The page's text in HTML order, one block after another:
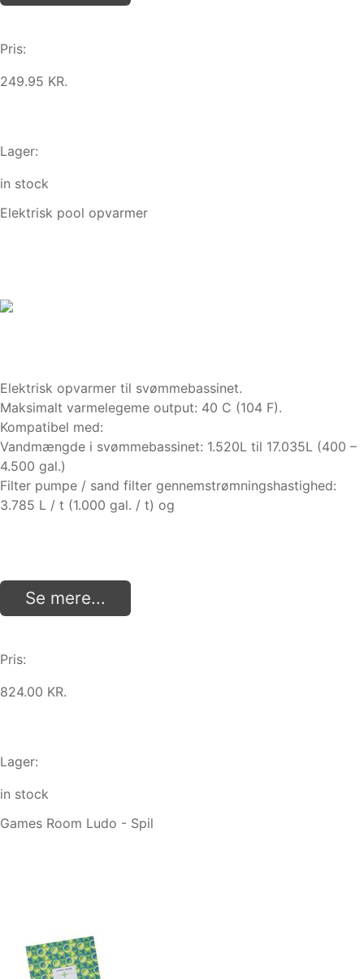
Pris:
249.95 KR.
Lager:
in stock
Elektrisk pool opvarmer
Elektrisk opvarmer til svømmebassinet.
Maksimalt varmelegeme output: 40 C (104 F).
Kompatibel med:
Vandmængde i svømmebassinet: 1.520L til 17.035L (400 –
4.500 gal.)
Filter pumpe / sand filter gennemstrømningshastighed:
3.785 L / t (1.000 gal. / t) og
Se mere...
Pris:
824.00 KR.
Lager:
in stock
Games Room Ludo - Spil